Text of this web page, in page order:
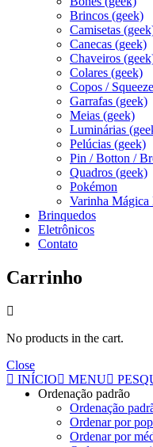
Brincos (geek)
Camisetas
Canecas (geek)
Chaveiros
Colares (geek)
Copos /
Garrafas (geek)
Meias (geek)
Luminárias
Pelúcias (geek)
Pin / Botton /
Quadros (geek)
Pokémon
Varinha Mágica
Brinquedos
Eletrônicos
Contato
Carrinho
No products in the cart.
Close
INÍCIO
MENU
Ordenação padrão
Ordenação
Ordenar por
Ordenar por